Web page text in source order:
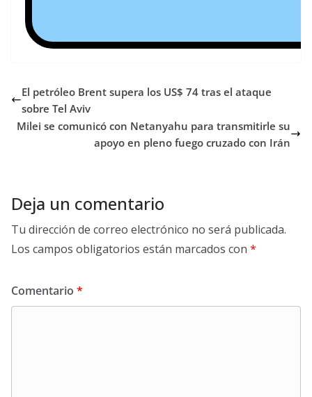
El petróleo Brent supera los US$ 74 tras el ataque
sobre Tel Aviv
Milei se comunicó con Netanyahu para transmitirle su
apoyo en pleno fuego cruzado con Irán
Deja un comentario
Tu dirección de correo electrónico no será publicada.
Los campos obligatorios están marcados con *
Comentario *